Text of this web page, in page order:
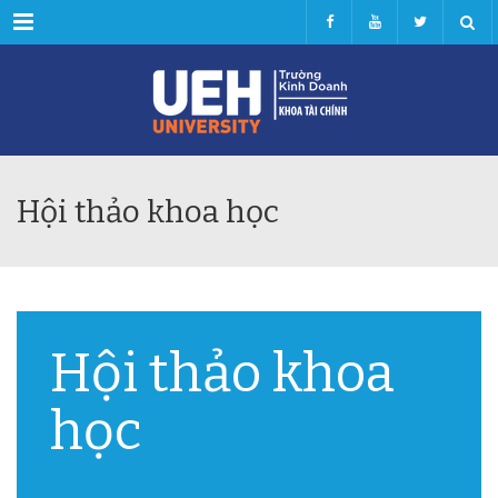
Menu
Hội thảo khoa học
Hội thảo khoa
học